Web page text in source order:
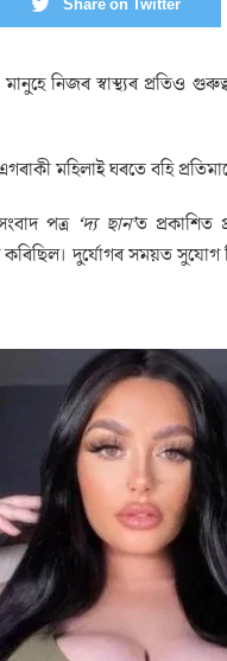
নিজৰ স্বাস্থ্যৰ প্ৰতিও
মহিলাই ঘৰতে বহি
পত্ৰ ‘দ্য ছান’ত প্ৰকাশিত
দুৰ্যোগৰ সময়ত